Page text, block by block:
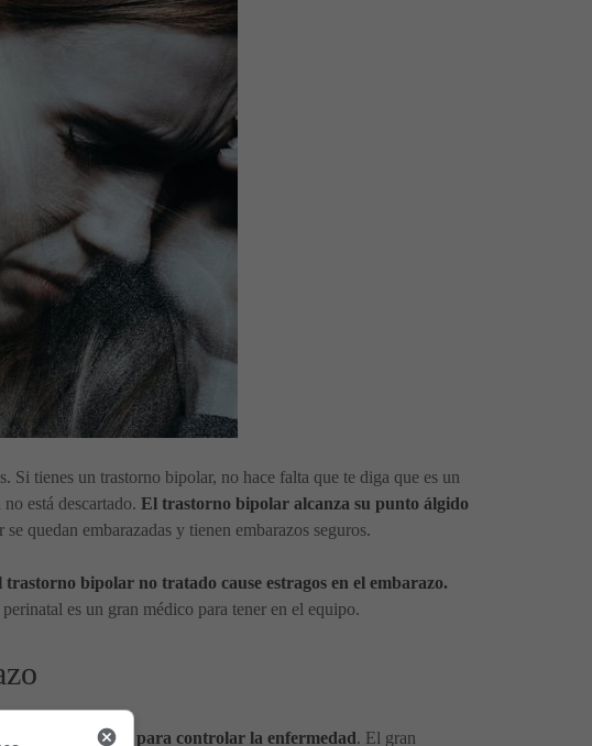
Si tienes un trastorno bipolar, no hace falta que te diga que es un
está descartado. El trastorno bipolar alcanza su punto álgido
quedan embarazadas y tienen embarazos seguros.
bipolar no tratado cause estragos en el embarazo.
es un gran médico para tener en el equipo.
medicamentos para controlar la enfermedad. El gran